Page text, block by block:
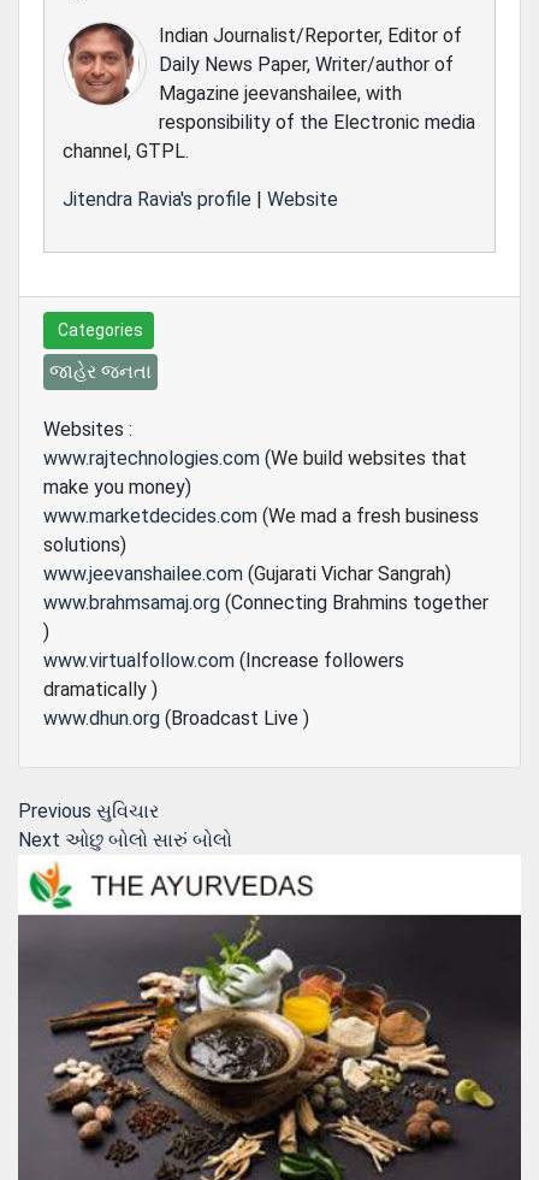
Indian Journalist/Reporter, Editor of
Daily News Paper, Writer/author of
Magazine jeevanshailee, with
responsibility of the Electronic media
channel, GTPL.
Jitendra Ravia's profile | Website
Categories
જાહેર જનતા
Websites :
www.rajtechnologies.com (We build websites that
make you money)
www.marketdecides.com (We mad a fresh business
solutions)
www.jeevanshailee.com (Gujarati Vichar Sangrah)
www.brahmsamaj.org (Connecting Brahmins together
)
www.virtualfollow.com (Increase followers
dramatically )
www.dhun.org (Broadcast Live )
Post
navigation
Previous Previous
post:
સુવિચાર
Next Next
ઓછુ બોલો સારું બોલો